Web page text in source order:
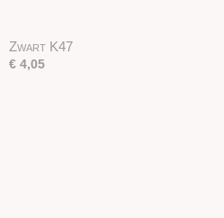
Zwart K47
€ 4,05